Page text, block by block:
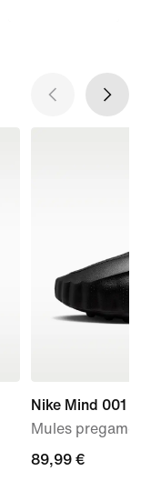
Nike Mind 001
Mules pregame
89,99
89,99 €